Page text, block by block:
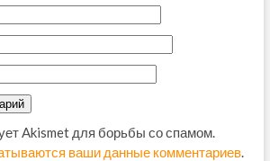
Akismet для борьбы со спамом.
ваши данные комментариев.